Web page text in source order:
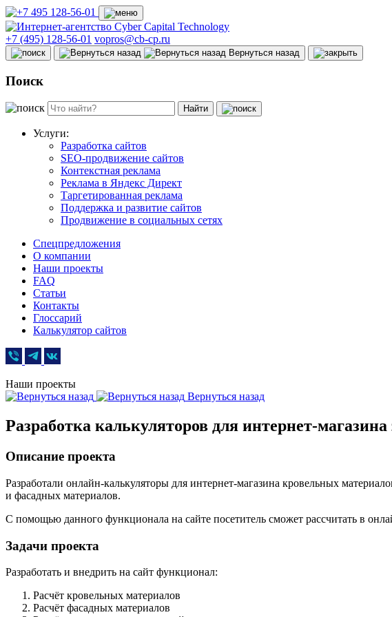
+7 (495) 128-56-01 vopros@cb-cp.ru
Вернуться назад
Поиск
Найти
Услуги:
Разработка сайтов
SEO-продвижение сайтов
Контекстная реклама
Реклама в Яндекс Директ
Таргетированная реклама
Поддержка и развитие сайтов
Продвижение в социальных сетях
Спецпредложения
О компании
Наши проекты
FAQ
Статьи
Контакты
Глоссарий
Калькулятор сайтов
Наши проекты
Вернуться назад
Разработка калькуляторов для интернет-
Описание проекта
Разработали онлайн-калькуляторы для интернет-магазина кровельных
и фасадных материалов.
С помощью данного функционала на сайте посетитель сможет рассчитать в
Задачи проекта
Разработать и внедрить на сайт функционал:
Расчёт кровельных материалов
Расчёт фасадных материалов